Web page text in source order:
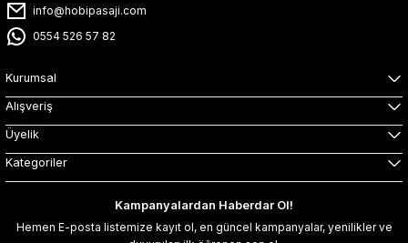
info@hobipasaji.com
0554 526 57 82
Kurumsal
Alışveriş
Üyelik
Kategoriler
Kampanyalardan Haberdar Ol!
Hemen E-posta listemize kayıt ol, en güncel kampanyalar, yenilikler ve